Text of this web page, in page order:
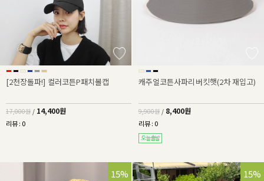
[2천장돌파!] 컬러코튼P패치볼캡
17,000원 / 14,400원
리뷰 : 0
캐주얼코튼사파리버킷햇(2차 재입고)
9,900원 / 8,400원
리뷰 : 0
15% 15%